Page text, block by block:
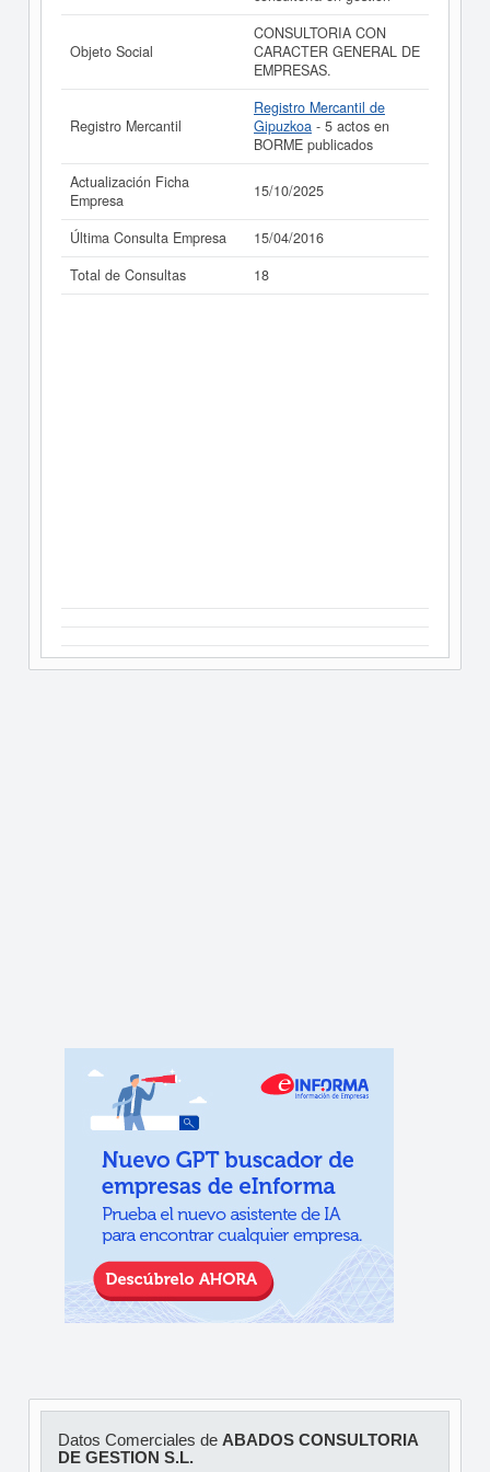
Objeto Social
CONSULTORIA CON
CARACTER GENERAL DE
EMPRESAS.
Registro Mercantil
Registro Mercantil de
Gipuzkoa - 5 actos en
BORME publicados
Actualización Ficha
Empresa
15/10/2025
Última Consulta Empresa
15/04/2016
Total de Consultas
18
Datos Comerciales de ABADOS CONSULTORIA
DE GESTION S.L.